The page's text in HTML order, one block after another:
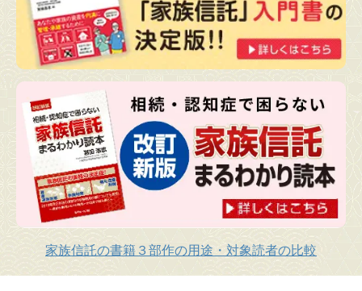
家族信託の書籍３部作の用途・対象読者の比較